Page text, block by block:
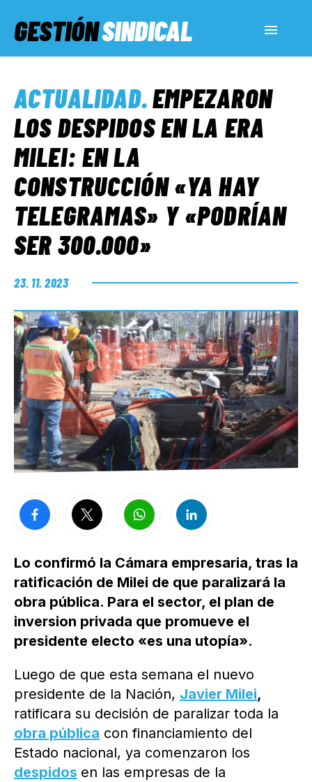
GESTIÓNSINDICAL
SERVICIOS SOCIALES
INFORMES ESPECIALES
FUERA DE MEGÁFONO
ACTUALIDAD.EMPEZARON
LOS DESPIDOS EN LA ERA
MILEI: EN LA
CONSTRUCCIÓN «YA HAY
TELEGRAMAS» Y «PODRÍAN
SER 300.000»
23. 11. 2023
Lo confirmó la Cámara empresaria, tras la
ratificación de Milei de que paralizará la
obra pública. Para el sector, el plan de
inversion privada que promueve el
presidente electo «es una utopía».
Luego de que esta semana el nuevo
presidente de la Nación, Javier Milei,
ratificara su decisión de paralizar toda la
obra pública con financiamiento del
Estado nacional, ya comenzaron los
despidos en las empresas de la